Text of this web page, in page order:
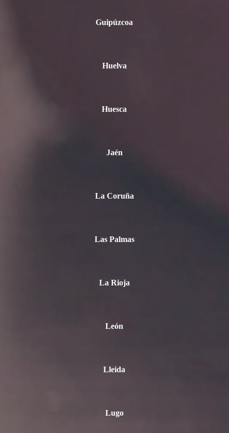
Guipúzcoa
Huelva
Huesca
Jaén
La Coruña
Las Palmas
La Rioja
León
Lleida
Lugo